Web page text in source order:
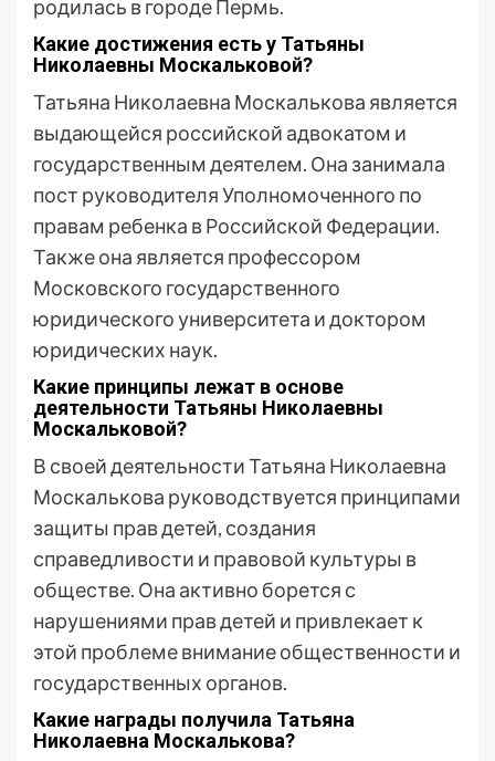
родилась в городе Пермь.
Какие достижения есть у Татьяны
Николаевны Москальковой?
Татьяна Николаевна Москалькова является
выдающейся российской адвокатом и
государственным деятелем. Она занимала
пост руководителя Уполномоченного по
правам ребенка в Российской Федерации.
Также она является профессором
Московского государственного
юридического университета и доктором
юридических наук.
Какие принципы лежат в основе
деятельности Татьяны Николаевны
Москальковой?
В своей деятельности Татьяна Николаевна
Москалькова руководствуется принципами
защиты прав детей, создания
справедливости и правовой культуры в
обществе. Она активно борется с
нарушениями прав детей и привлекает к
этой проблеме внимание общественности и
государственных органов.
Какие награды получила Татьяна
Николаевна Москалькова?